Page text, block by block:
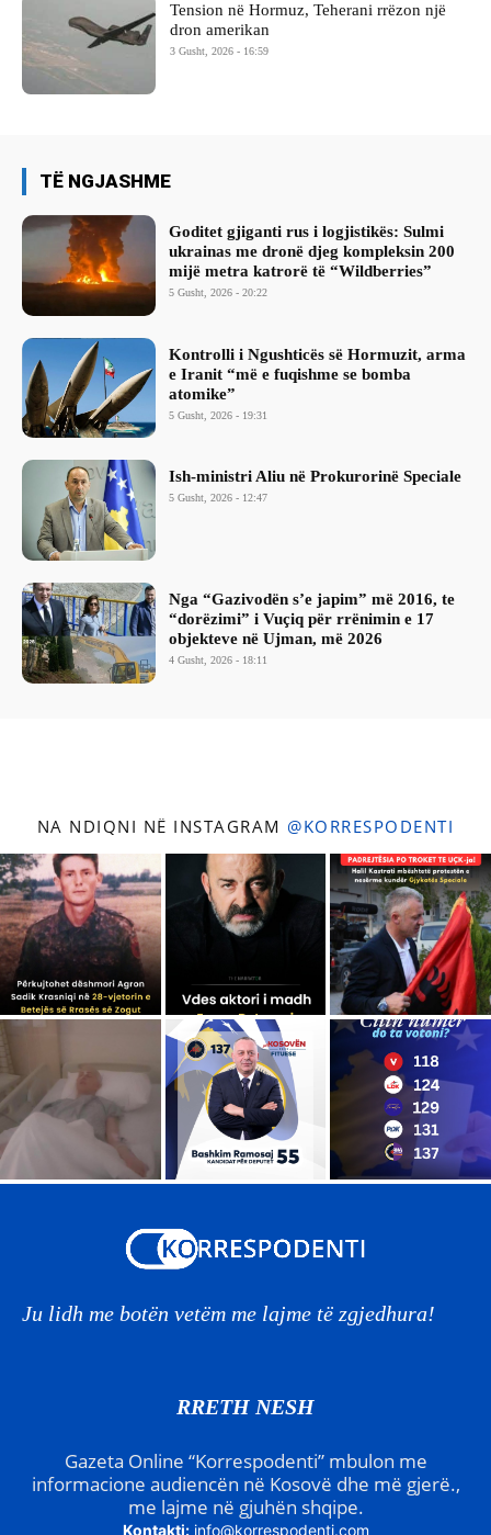
Tension në Hormuz, Teherani rrëzon një
dron amerikan
3 Gusht, 2026 - 16:59
TË NGJASHME
Goditet gjiganti rus i logjistikës: Sulmi
ukrainas me dronë djeg kompleksin 200
mijë metra katrorë të “Wildberries”
5 Gusht, 2026 - 20:22
Kontrolli i Ngushticës së Hormuzit, arma
e Iranit “më e fuqishme se bomba
atomike”
5 Gusht, 2026 - 19:31
Ish-ministri ​Aliu në Prokurorinë Speciale
5 Gusht, 2026 - 12:47
Nga “Gazivodën s’e japim” më 2016, te
“dorëzimi” i Vuçiq për rrënimin e 17
objekteve në Ujman, më 2026
4 Gusht, 2026 - 18:11
NA NDIQNI NË INSTAGRAM @KORRESPODENTI
Ju lidh me botën vetëm me lajme të zgjedhura!
RRETH NESH
Gazeta Online “Korrespodenti” mbulon me
informacione audiencën në Kosovë dhe më gjerë.,
me lajme në gjuhën shqipe.
Kontakti: info@korrespodenti.com